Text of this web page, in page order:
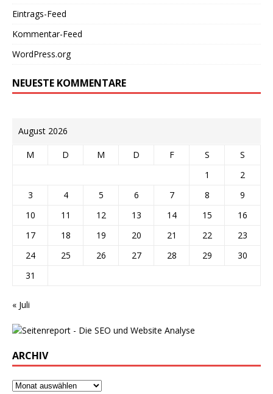
Eintrags-Feed
Kommentar-Feed
WordPress.org
NEUESTE KOMMENTARE
August 2026
M D M D F S
S
1
2
3
4 5 6 7 8
9
10
11 12 13 14 15
16
17
18 19 20 21 22
23
24
25 26 27 28 29
30
31
« Juli
ARCHIV